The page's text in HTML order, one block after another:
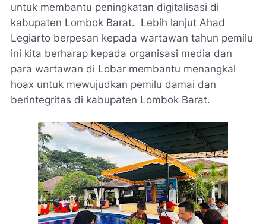
untuk membantu peningkatan digitalisasi di
kabupaten Lombok Barat. Lebih lanjut Ahad
Legiarto berpesan kepada wartawan tahun pemilu
ini kita berharap kepada organisasi media dan
para wartawan di Lobar membantu menangkal
hoax untuk mewujudkan pemilu damai dan
berintegritas di kabupaten Lombok Barat.